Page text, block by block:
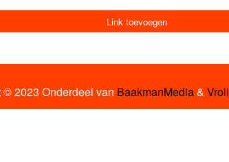
Link toevoegen
© 2023 Onderdeel van BaakmanMedia&